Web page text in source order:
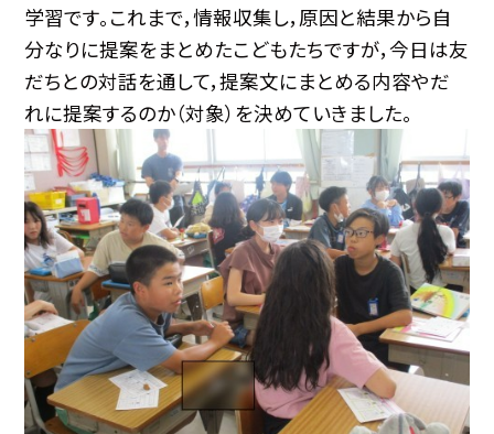
学習です。これまで，情報収集し，原因と結果から自
分なりに提案をまとめたこどもたちですが，今日は友
だちとの対話を通して，提案文にまとめる内容やだ
れに提案するのか（対象）を決めていきました。